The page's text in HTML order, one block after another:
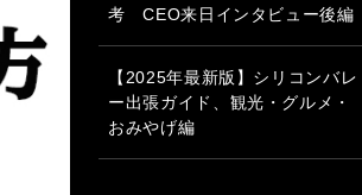
考 CEO来日インタビュー後編
【2025年最新版】シリコンバレ
ー出張ガイド、観光・グルメ・
おみやげ編